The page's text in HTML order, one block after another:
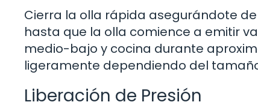
Cierra la olla rápida asegurándote
hasta que la olla comience a emitir
medio-bajo y cocina durante
ligeramente dependiendo del
Liberación de Presión